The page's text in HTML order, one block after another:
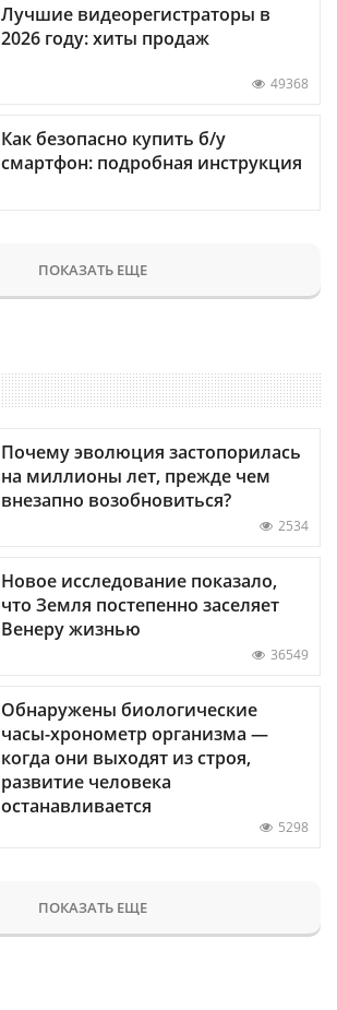
Лучшие видеорегистраторы в
2026 году: хиты продаж
49368
Как безопасно купить б/у
смартфон: подробная инструкция
ПОКАЗАТЬ ЕЩЕ
Почему эволюция застопорилась
на миллионы лет, прежде чем
внезапно возобновиться?
2534
Новое исследование показало,
что Земля постепенно заселяет
Венеру жизнью
36549
Обнаружены биологические
часы-хронометр организма —
когда они выходят из строя,
развитие человека
останавливается
5298
ПОКАЗАТЬ ЕЩЕ